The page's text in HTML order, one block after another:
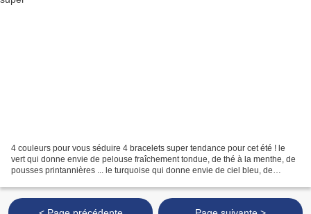
4 couleurs pour vous séduire 4 bracelets super tendance pour cet été ! le
vert qui donne envie de pelouse fraîchement tondue, de thé à la menthe, de
pousses printannières ... le turquoise qui donne envie de ciel bleu, de